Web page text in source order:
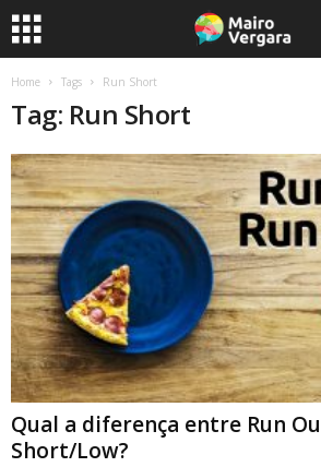
Home Tags Run Short
Tag: Run Short
Qual a diferença entre Run
Short/Low?